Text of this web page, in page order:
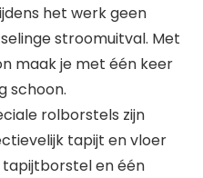
het werk geen
stroomuitval. Met
maak je met één keer
schoon.
rolborstels zijn
tapijt en vloer
en één